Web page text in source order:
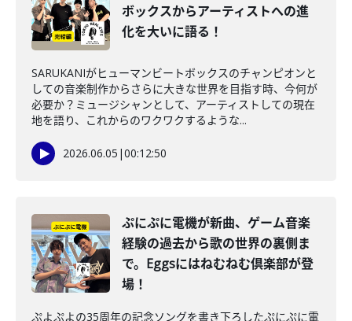
ボックスからアーティストへの進
化を大いに語る！
SARUKANIがヒューマンビートボックスのチャンピオンと
しての音楽制作からさらに大きな世界を目指す時、今何が
必要か？ミュージシャンとして、アーティストしての現在
地を語り、これからのワクワクするような...
2026.06.05 |00:12:50
ぷにぷに電機が新曲、ゲーム音楽
経験の過去から歌の世界の裏側ま
で。Eggsにはねむねむ倶楽部が登
場！
ぷよぷよの35周年の記念ソングを書き下ろしたぷにぷに電